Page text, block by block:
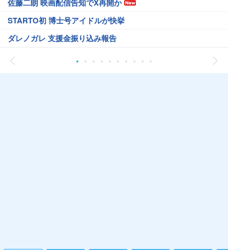
佐藤二朗 映画配信告知でX再開か
STARTO初 博士号アイドルが快挙
ダレノガレ 支援金振り込み報告